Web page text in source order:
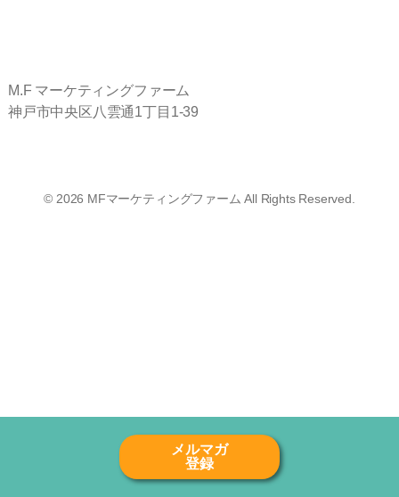
メルマガ
登録
M.F マーケティングファーム
神戸市中央区八雲通1丁目1-39
© 2026 MFマーケティングファーム All Rights Reserved.